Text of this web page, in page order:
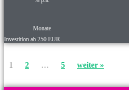
Monate
Investition ab 250 EUR
1 2 … 5 weiter »